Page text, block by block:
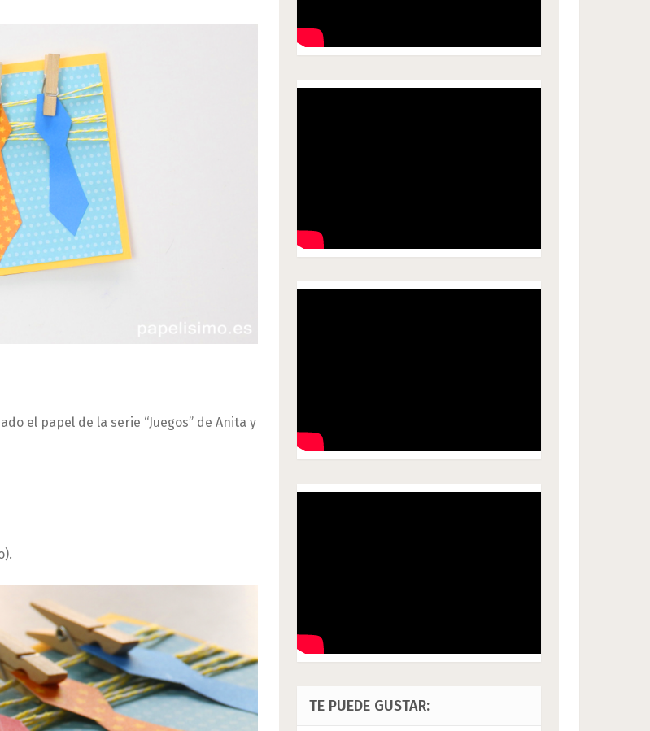
el papel de la serie “Juegos” de Anita y
TE PUEDE GUSTAR: